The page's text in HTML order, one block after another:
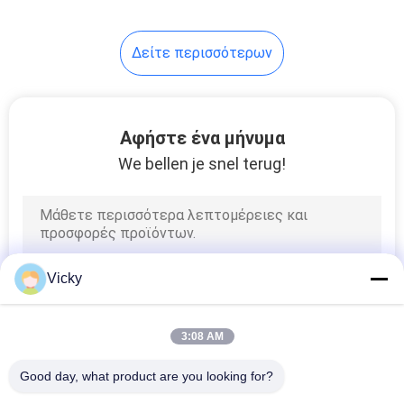
Δείτε περισσότερων
Αφήστε ένα μήνυμα
We bellen je snel terug!
Vicky
3:08 AM
Good day, what product are you looking for?